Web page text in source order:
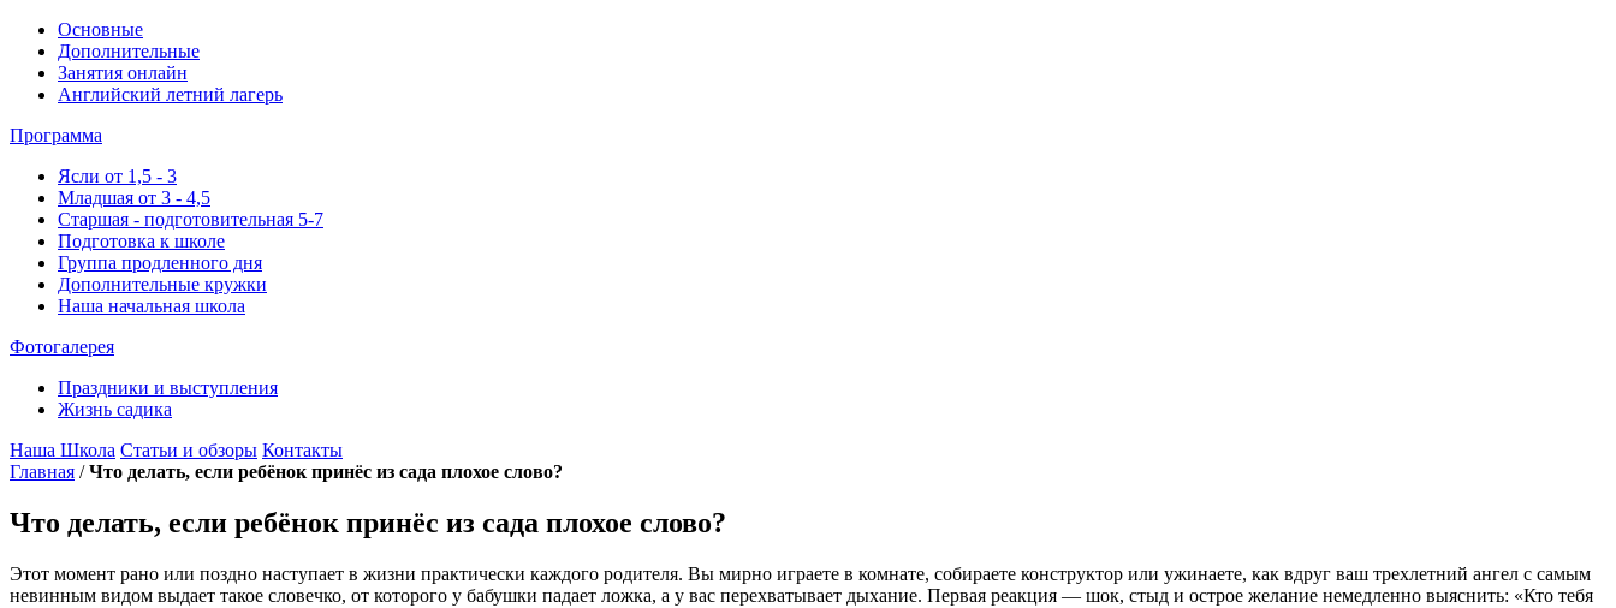
Основные
Дополнительные
Занятия онлайн
Английский летний лагерь
Программа
Ясли от 1,5 - 3
Младшая от 3 - 4,5
Старшая - подготовительная 5-7
Подготовка к школе
Группа продленного дня
Дополнительные кружки
Наша начальная школа
Фотогалерея
Праздники и выступления
Жизнь садика
Наша Школа Статьи и обзоры Контакты
Главная /Что делать, если ребёнок принёс из сада плохое слово?
Что делать, если ребёнок принёс из сада плохое слово?
Этот момент рано или поздно наступает в жизни практически каждого родителя. Вы мирно играете в комнате, собираете конструктор или ужинаете, как вдруг ваш трехлетний ангел с самым
невинным видом выдает такое словечко, от которого у бабушки падает ложка, а у вас перехватывает дыхание. Первая реакция — шок, стыд и острое желание немедленно выяснить: «Кто тебя